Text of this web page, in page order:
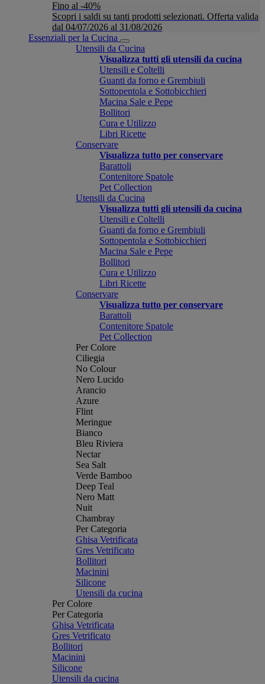
Fino al -40%
Scopri i saldi su tanti prodotti selezionati. Offerta valida
dal 04/07/2026 al 31/08/2026
Essenziali per la Cucina
Utensili da Cucina
Visualizza tutti gli utensili da cucina
Utensili e Coltelli
Guanti da forno e Grembiuli
Sottopentola e Sottobicchieri
Macina Sale e Pepe
Bollitori
Cura e Utilizzo
Libri Ricette
Conservare
Visualizza tutto per conservare
Barattoli
Contenitore Spatole
Pet Collection
Utensili da Cucina
Visualizza tutti gli utensili da cucina
Utensili e Coltelli
Guanti da forno e Grembiuli
Sottopentola e Sottobicchieri
Macina Sale e Pepe
Bollitori
Cura e Utilizzo
Libri Ricette
Conservare
Visualizza tutto per conservare
Barattoli
Contenitore Spatole
Pet Collection
Per Colore
Ciliegia
No Colour
Nero Lucido
Arancio
Azure
Flint
Meringue
Bianco
Bleu Riviera
Nectar
Sea Salt
Verde Bamboo
Deep Teal
Nero Matt
Nuit
Chambray
Per Categoria
Ghisa Vetrificata
Gres Vetrificato
Bollitori
Macinini
Silicone
Utensili da cucina
Per Colore
Per Categoria
Ghisa Vetrificata
Gres Vetrificato
Bollitori
Macinini
Silicone
Utensili da cucina